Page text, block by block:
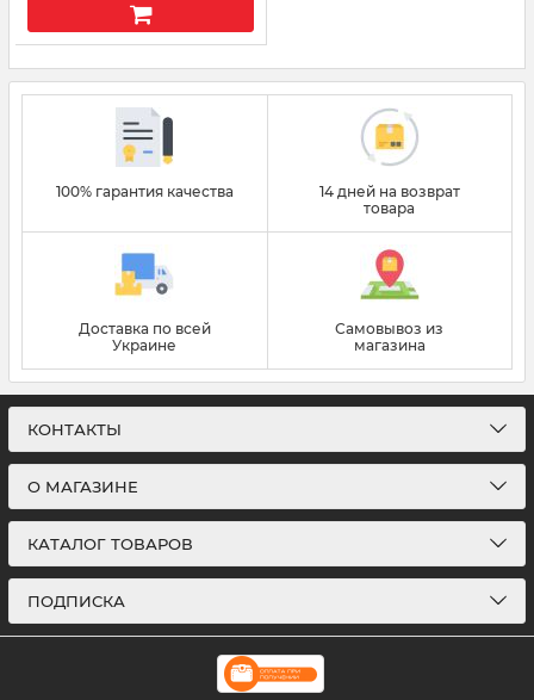
100% гарантия качества
14 дней на возврат
товара
Доставка по всей
Украине
Самовывоз из
магазина
КОНТАКТЫ
О МАГАЗИНЕ
КАТАЛОГ ТОВАРОВ
ПОДПИСКА